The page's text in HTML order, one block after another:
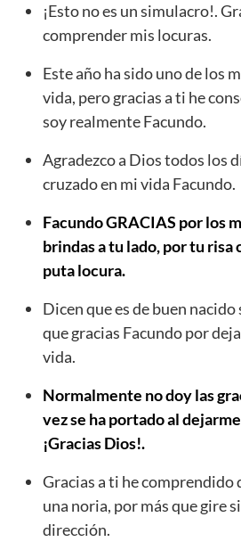
¡Esto no es un simulacro!.
comprender mis locuras.
Este año ha sido uno de los
vida, pero gracias a ti he
soy realmente Facundo.
Agradezco a Dios todos los
cruzado en mi vida Facundo.
Facundo GRACIAS por los
brindas a tu lado, por tu risa
puta locura.
Dicen que es de buen
que gracias Facundo por
vida.
Normalmente no doy las
vez se ha portado al
¡Gracias Dios!.
Gracias a ti he comprendido
una noria, por más que gire
dirección.